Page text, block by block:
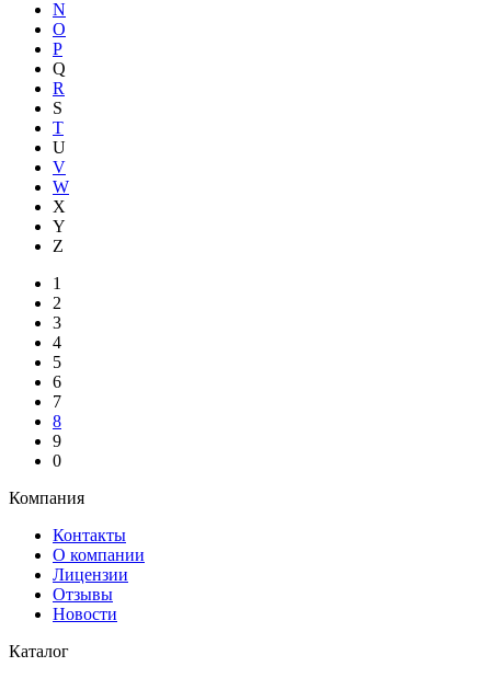
N
O
P
Q
R
S
T
U
V
W
X
Y
Z
1
2
3
4
5
6
7
8
9
0
Компания
Контакты
О компании
Лицензии
Отзывы
Новости
Каталог